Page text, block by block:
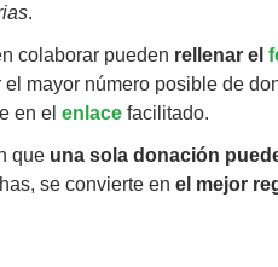
.
colaborar pueden rellenar el
mayor número posible de
en el enlacefacilitado.
que una sola donación
se convierte en el mejor